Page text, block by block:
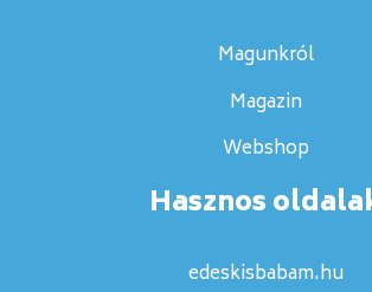
Magunkról
Magazin
Webshop
Hasznos
edeskisbabam.hu